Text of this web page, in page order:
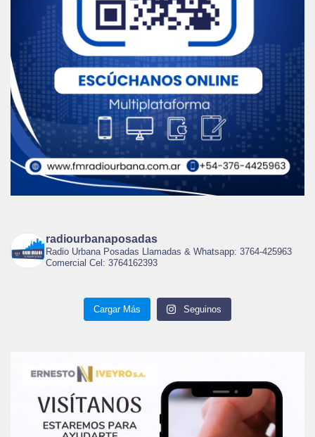
radiourbanaposadas
Radio Urbana Posadas Llamadas & Whatsapp: 3764-425963
Comercial Cel: 3764162393
Cargar Más Seguinos